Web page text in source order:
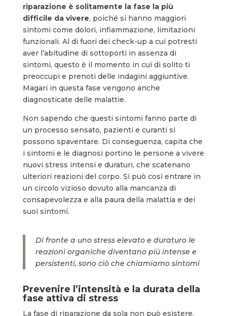
riparazione è solitamente la fase la più
difficile da vivere, poiché si hanno maggiori
sintomi come dolori, infiammazione, limitazioni
funzionali. Al di fuori dei check-up a cui potresti
aver l’abitudine di sottoporti in assenza di
sintomi, questo è il momento in cui di solito ti
preoccupi e prenoti delle indagini aggiuntive.
Magari in questa fase vengono anche
diagnosticate delle malattie.
Non sapendo che questi sintomi fanno parte di
un processo sensato, pazienti e curanti si
possono spaventare. Di conseguenza, capita che
i sintomi e le diagnosi portino le persone a vivere
nuovi stress intensi e duraturi, che scatenano
ulteriori reazioni del corpo. Si può così entrare in
un circolo vizioso dovuto alla mancanza di
consapevolezza e alla paura della malattia e dei
suoi sintomi.
Di fronte a uno stress elevato e duraturo le
reazioni organiche diventano più intense e
persistenti, sono ciò che chiamiamo sintomi
Prevenire l’intensità e la durata della
fase attiva di stress
La fase di riparazione da sola non può esistere.